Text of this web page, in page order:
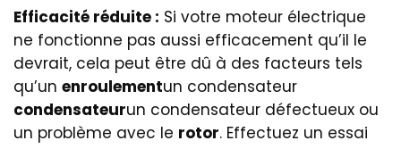
Efficacité réduite : Si votre moteur électrique
ne fonctionne pas aussi efficacement qu’il le
devrait, cela peut être dû à des facteurs tels
qu’un enroulementun condensateur
condensateurun condensateur défectueux ou
un problème avec le rotor. Effectuez un essai